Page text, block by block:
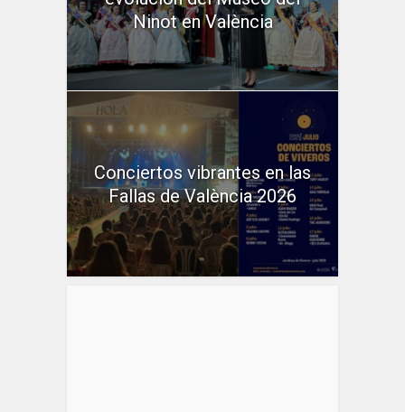
Ninot en València
Conciertos vibrantes en las
Fallas de València 2026